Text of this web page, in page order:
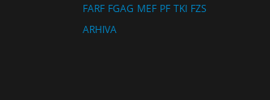
FARF FGAG MEF PF TKI FZS
ARHIVA